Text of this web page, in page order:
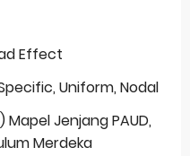
Effect
Uniform, Nodal
Jenjang PAUD,
Merdeka